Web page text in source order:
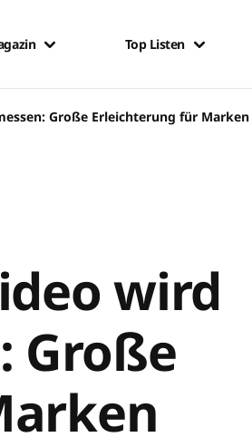
Top Listen
Große Erleichterung für Marken
wird
Große